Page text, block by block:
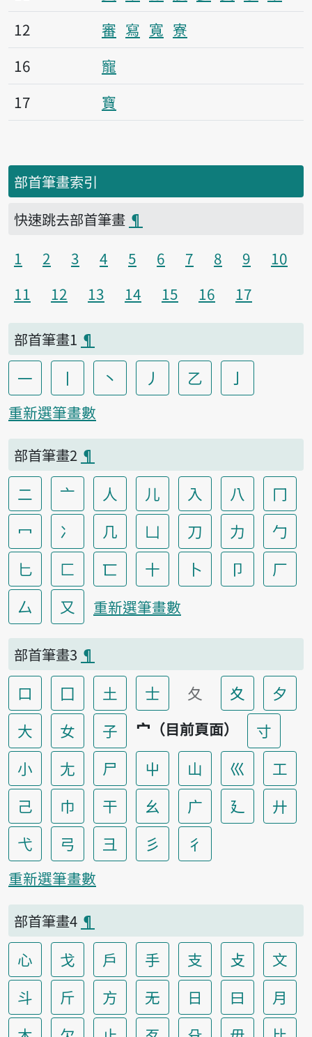
12
審 寫 寬 寮
16
寵
17
寶
部首筆畫索引
快速跳去部首筆畫 ¶
1
2 3 4 5 6 7 8 9
10
11
12 13 14 15 16 17
部首筆畫1 ¶
一 丨 丶 丿 乙 亅
重新選筆畫數
部首筆畫2 ¶
二 亠 人 儿 入 八
冂
冖
冫 几 凵 刀 力
勹
匕
匚 匸 十 卜 卩
厂
厶
又 重新選筆畫數
部首筆畫3 ¶
口 囗 土 士 夂 夊
夕
大
女 子 宀（目前頁面）
寸
小
尢 尸 屮 山 巛
工
己
巾 干 幺 广 廴
廾
弋
弓 彐 彡 彳
重新選筆畫數
部首筆畫4 ¶
心 戈 戶 手 支 攴
文
斗
斤 方 无 日 曰
月